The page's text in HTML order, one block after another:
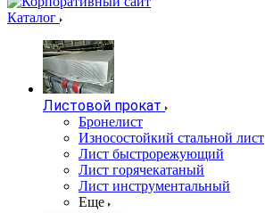
Каталог
Листовой прокат
Бронелист
Износостойкий стальной лист
Лист быстрорежующий
Лист горячекатаный
Лист инструментальный
Еще